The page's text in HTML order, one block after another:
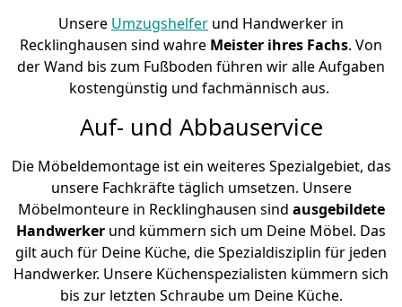
Unsere Umzugshelfer und Handwerker in
Recklinghausen sind wahre Meister ihres Fachs. Von
der Wand bis zum Fußboden führen wir alle Aufgaben
kostengünstig und fachmännisch aus.
Auf- und Abbauservice
Die Möbeldemontage ist ein weiteres Spezialgebiet, das
unsere Fachkräfte täglich umsetzen. Unsere
Möbelmonteure in Recklinghausen sind ausgebildete
Handwerker und kümmern sich um Deine Möbel. Das
gilt auch für Deine Küche, die Spezialdisziplin für jeden
Handwerker. Unsere Küchenspezialisten kümmern sich
bis zur letzten Schraube um Deine Küche.